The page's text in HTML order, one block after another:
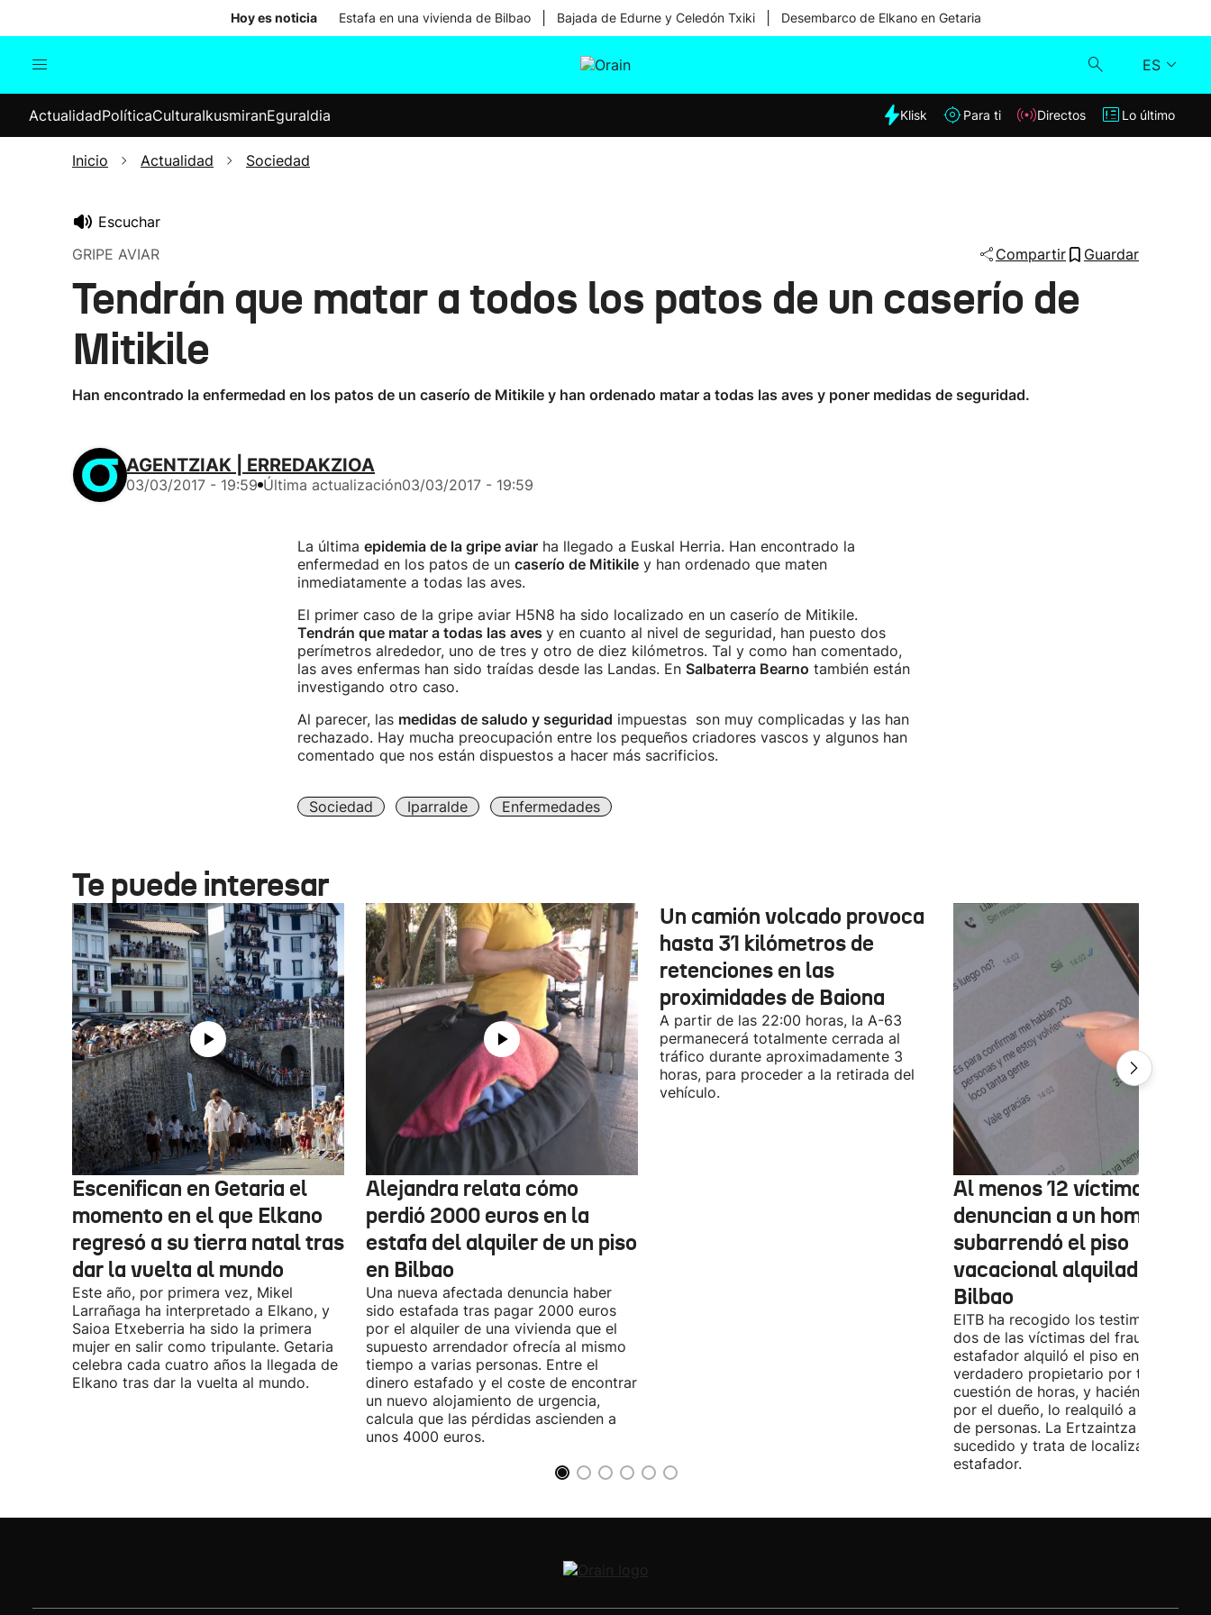
Hoy es noticia Estafa en una vivienda de Bilbao Bajada de Edurne y Celedón Txiki Desembarco de Elkano en Getaria
ES
Internacional
Elecciones
Klisk
ActualidadPolíticaCulturaIkusmiranEguraldia Klisk Para ti Directos Lo último
Inicio Actualidad Sociedad
Escuchar
GRIPE AVIAR
Compartir Guardar
Tendrán que matar a todos los patos de un caserío de
Mitikile
Han encontrado la enfermedad en los patos de un caserío de Mitikile y han ordenado matar a todas las aves y poner medidas de seguridad.
AGENTZIAK | ERREDAKZIOA
03/03/2017 - 19:59 Última actualización03/03/2017 - 19:59
La última epidemia de la gripe aviarha llegado a Euskal Herria. Han encontrado la
enfermedad en los patos de un caserío de Mitikiley han ordenado que maten
inmediatamente a todas las aves.
El primer caso de la gripe aviar H5N8 ha sido localizado en un caserío de Mitikile.
Tendrán que matar a todas las aves y en cuanto al nivel de seguridad, han puesto dos
perímetros alrededor, uno de tres y otro de diez kilómetros. Tal y como han comentado,
las aves enfermas han sido traídas desde las Landas. En Salbaterra Bearno también están
investigando otro caso.
Al parecer, las medidas de saludo y seguridad impuestas son muy complicadas y las han
rechazado. Hay mucha preocupación entre los pequeños criadores vascos y algunos han
comentado que nos están dispuestos a hacer más sacrificios.
Sociedad Iparralde Enfermedades
Te puede interesar
Escenifican en Getaria el
momento en el que Elkano
regresó a su tierra natal tras
dar la vuelta al mundo
Este año, por primera vez, Mikel
Larrañaga ha interpretado a Elkano, y
Saioa Etxeberria ha sido la primera
mujer en salir como tripulante. Getaria
celebra cada cuatro años la llegada de
Elkano tras dar la vuelta al mundo.
Alejandra relata cómo
perdió 2000 euros en la
estafa del alquiler de un piso
en Bilbao
Una nueva afectada denuncia haber
sido estafada tras pagar 2000 euros
por el alquiler de una vivienda que el
supuesto arrendador ofrecía al mismo
tiempo a varias personas. Entre el
dinero estafado y el coste de encontrar
un nuevo alojamiento de urgencia,
calcula que las pérdidas ascienden a
unos 4000 euros.
Un camión volcado provoca
hasta 31 kilómetros de
retenciones en las
proximidades de Baiona
A partir de las 22:00 horas, la A-63
permanecerá totalmente cerrada al
tráfico durante aproximadamente 3
horas, para proceder a la retirada del
vehículo.
Al menos 12 víctimas
denuncian a un hombre
subarrendó el piso
vacacional alquilado en
Bilbao
EITB ha recogido los testimonios de
dos de las víctimas del fraude. El
estafador alquiló el piso en Airbnb a
verdadero propietario por tres días.
cuestión de horas, y haciéndose
por el dueño, lo realquiló a una
de personas. La Ertzaintza investiga
sucedido y trata de localizar al
estafador.